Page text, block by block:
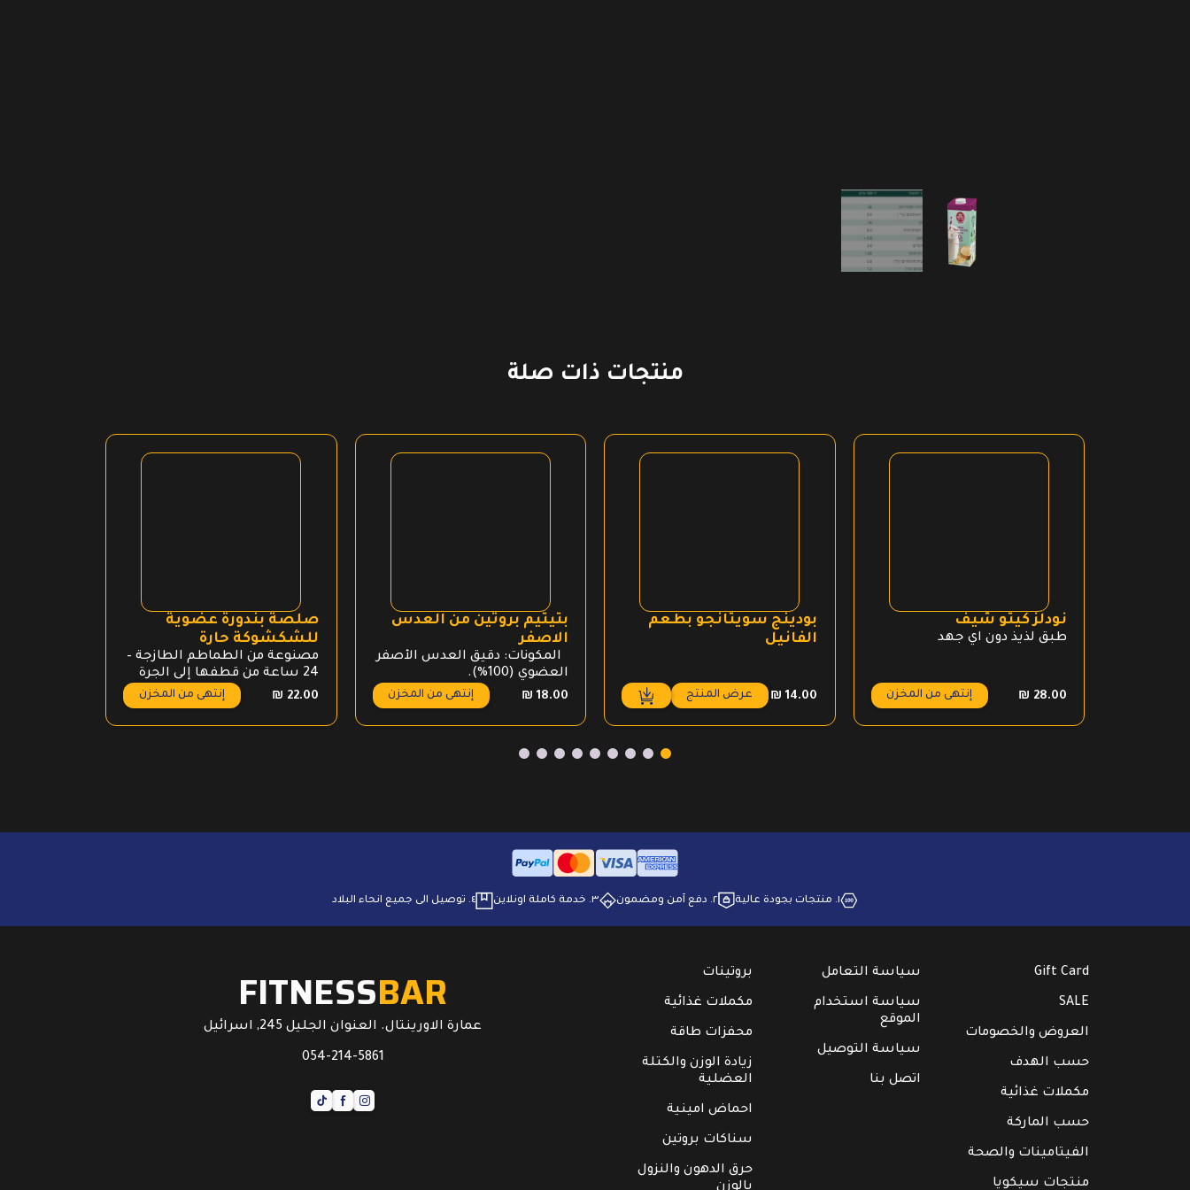
منتجات ذات صلة
نودلز كيتو شيف
طبق لذيذ دون اي جهد
₪ 28.00 إنتهى من المخزن
بودينج سويتانجو بطعم
الفانيل
₪ 14.00 عرض المنتج
بتيتيم بروتين من العدس
الاصفر
المكونات: دقيق العدس الأصفر
العضوي (100%).
₪ 18.00 إنتهى من المخزن
صلصة بندورة عضوية
للشكشوكة حارة
مصنوعة من الطماطم الطازجة –
24 ساعة من قطفها إلى الجرة
₪ 22.00 إنتهى من المخزن
١. منتجات بجودة عالية ٢. ⁠دفع آمن ومضمون ٣. ⁠خدمة كاملة اونلاين ٤. ⁠توصيل الى جميع انحاء البلاد
Gift Card
SALE
العروض والخصومات
حسب الهدف
مكملات غذائية
حسب الماركة
الفيتامينات والصحة
منتجات سيكويا
سياسة التعامل
سياسة استخدام
الموقع
سياسة التوصيل
اتصل بنا
بروتينات
مكملات غذائية
محفزات طاقة
زيادة الوزن والكتلة
العضلية
احماض امينية
سناكات بروتين
حرق الدهون والنزول
بالوزن
FITNESSBAR
عمارة الاورينتال. العنوان الجليل 245, اسرائيل
054-214-5861